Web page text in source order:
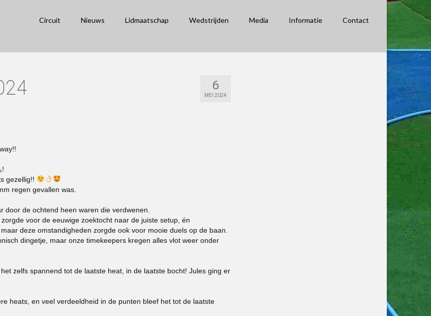
Circuit Nieuws Lidmaatschap Wedstrijden Media Informatie Contact
6
MEI 2024
!
gezellig!!
regen gevallen was.
de ochtend heen waren die verdwenen.
voor de eeuwige zoektocht naar de juiste setup, én
deze omstandigheden zorgde ook voor mooie duels op de baan.
dingetje, maar onze timekeepers kregen alles vlot weer onder
zelfs spannend tot de laatste heat, in de laatste bocht! Jules ging er
heats, en veel verdeeldheid in de punten bleef het tot de laatste